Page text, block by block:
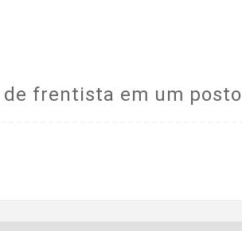
frentista em um